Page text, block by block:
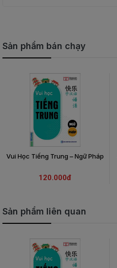
Sản phẩm bán chạy
Vui Học Tiếng Trung – Ngữ Pháp
120.000đ
Sản phẩm liên quan